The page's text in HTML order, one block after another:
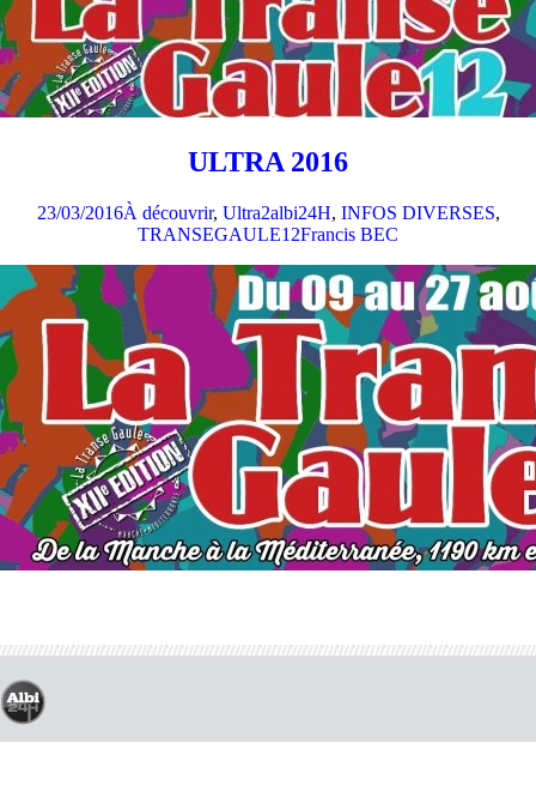
ULTRA 2016
23/03/2016À découvrir, Ultra2albi24H, INFOS DIVERSES,
TRANSEGAULE12Francis BEC